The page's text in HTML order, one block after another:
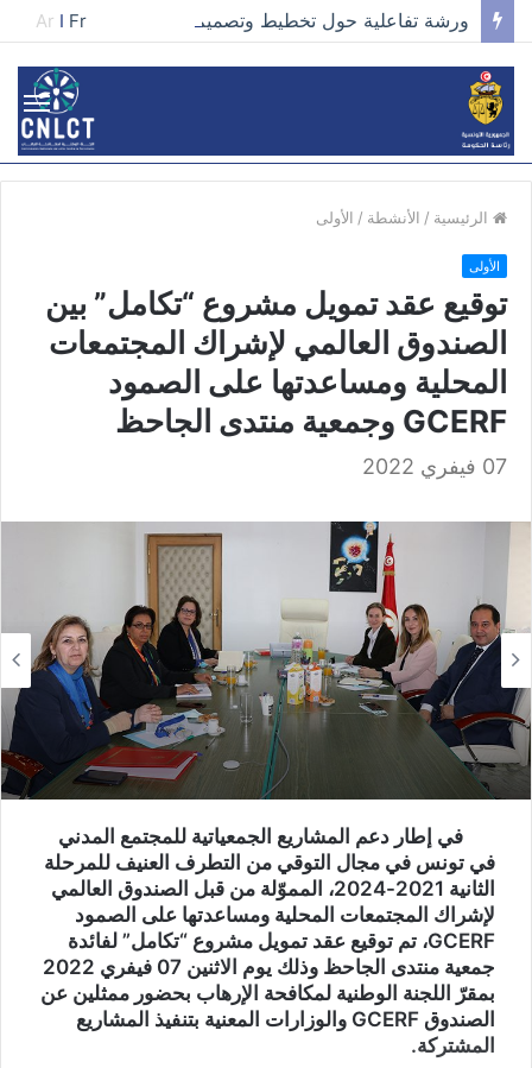
Ar I Fr
الرئيسية / الأنشطة / الأولى
الأولى
توقيع عقد تمويل مشروع “تكامل” بين
الصندوق العالمي لإشراك المجتمعات
المحلية ومساعدتها على الصمود
GCERF وجمعية منتدى الجاحظ
07 فيفري 2022
في إطار دعم المشاريع الجمعياتية للمجتمع المدني
في تونس في مجال التوقي من التطرف العنيف للمرحلة
الثانية 2021-2024، المموّلة من قبل الصندوق العالمي
لإشراك المجتمعات المحلية ومساعدتها على الصمود
GCERF، تم توقيع عقد تمويل مشروع “تكامل” لفائدة
جمعية منتدى الجاحظ وذلك يوم الاثنين 07 فيفري 2022
بمقرّ اللجنة الوطنية لمكافحة الإرهاب بحضور ممثلين عن
الصندوق GCERF والوزارات المعنية بتنفيذ المشاريع
المشتركة.